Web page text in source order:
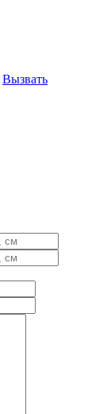
Вызвать